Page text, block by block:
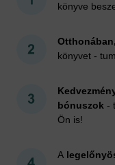
könyve
könyvet -
bónuszok -
Ön is!
A